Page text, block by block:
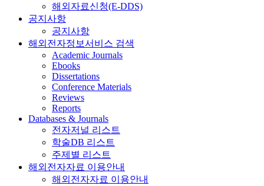
해외자료신청(E-DDS)
공지사항
공지사항
해외전자정보서비스 검색
Academic Journals
Ebooks
Dissertations
Conference Materials
Reviews
Reports
Databases & Journals
전자저널 리스트
학술DB 리스트
주제별 리스트
해외전자자료 이용안내
해외전자자료 이용안내